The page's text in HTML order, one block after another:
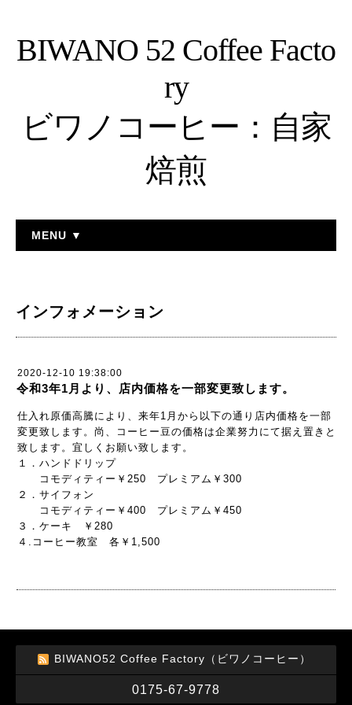
BIWANO 52 Coffee Facto
ry
ビワノコーヒー：自家
焙煎
MENU ▼
インフォメーション
2020-12-10 19:38:00
令和3年1月より、店内価格を一部変更致します。
仕入れ原価高騰により、来年1月から以下の通り店内価格を一部
変更致します。尚、コーヒー豆の価格は企業努力にて据え置きと
致します。宜しくお願い致します。
１．ハンドドリップ
コモディティー￥250 プレミアム￥300
２．サイフォン
コモディティー￥400 プレミアム￥450
３．ケーキ ￥280
４.コーヒー教室 各￥1,500
BIWANO52 Coffee Factory（ビワノコーヒー）
0175-67-9778